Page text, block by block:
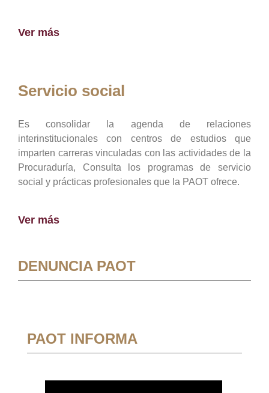
Ver más
Servicio social
Es consolidar la agenda de relaciones
interinstitucionales con centros de estudios que
imparten carreras vinculadas con las actividades de la
Procuraduría, Consulta los programas de servicio
social y prácticas profesionales que la PAOT ofrece.
Ver más
DENUNCIA PAOT
PAOT INFORMA